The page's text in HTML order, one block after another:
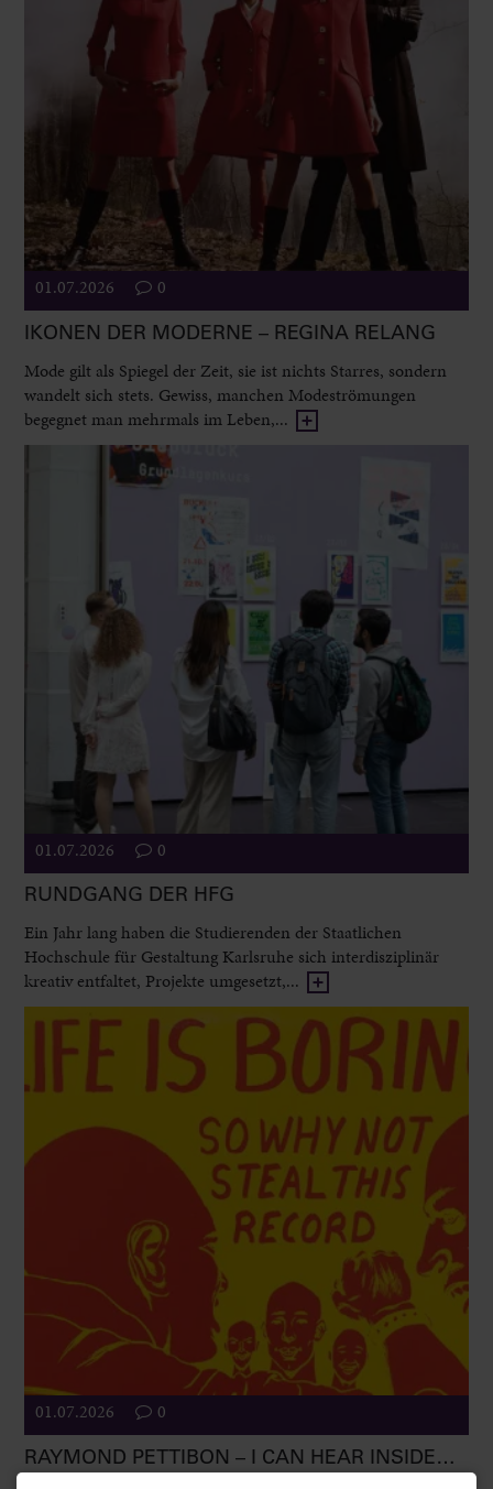
01.07.2026 0
IKONEN DER MODERNE – REGINA RELANG
Mode gilt als Spiegel der Zeit, sie ist nichts Starres, sondern
wandelt sich stets. Gewiss, manchen Modeströmungen
begegnet man mehrmals im Leben,...
01.07.2026 0
RUNDGANG DER HFG
Ein Jahr lang haben die Studierenden der Staatlichen
Hochschule für Gestaltung Karlsruhe sich interdisziplinär
kreativ entfaltet, Projekte umgesetzt,...
01.07.2026 0
RAYMOND PETTIBON – I CAN HEAR INSIDE…